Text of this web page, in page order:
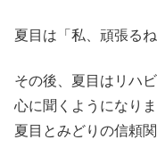
夏目は「私、頑張る
その後、夏目はリハ
心に聞くようになりま
夏目とみどりの信頼